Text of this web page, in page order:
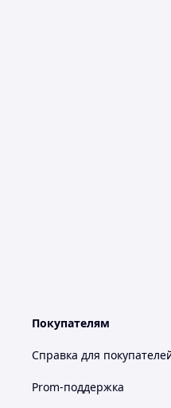
Покупателям
Справка для
Prom-поддержка